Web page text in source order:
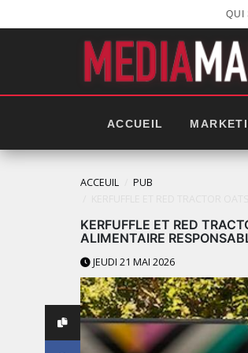
QUI
ACCUEIL
ACCEUIL
PUB
KERFUFFLE ET RED
ALIMENTAIRE
JEUDI 21 MAI 2026